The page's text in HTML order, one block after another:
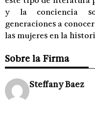
y la conciencia
generaciones a
las mujeres en la
Sobre la Firma
Steffany Baez